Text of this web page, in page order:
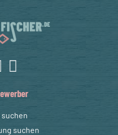
suchen